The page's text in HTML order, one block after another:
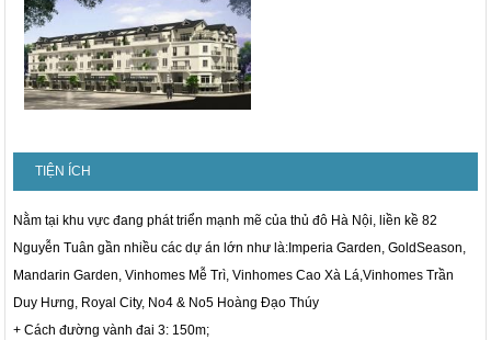
TIỆN ÍCH
Nằm tại khu vực đang phát triển mạnh mẽ của thủ đô Hà Nội, liền kề 82
Nguyễn Tuân gần nhiều các dự án lớn như là: Imperia Garden, GoldSeason,
Mandarin Garden, Vinhomes Mễ Trì, Vinhomes Cao Xà Lá,Vinhomes Trần
Duy Hưng, Royal City, No4 & No5 Hoàng Đạo Thúy
+ Cách đường vành đai 3: 150m;